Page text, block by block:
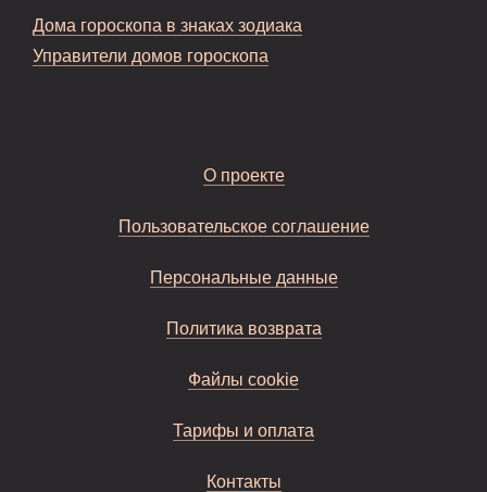
Дома гороскопа в знаках зодиака
Управители домов гороскопа
О проекте
Пользовательское соглашение
Персональные данные
Политика возврата
Файлы cookie
Тарифы и оплата
Контакты